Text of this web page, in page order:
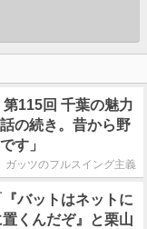
115回 千葉の魅力
の続き。昔から野
す」
ガッツのフルスイング主義
バットはネットに
くんだぞ』と栗山